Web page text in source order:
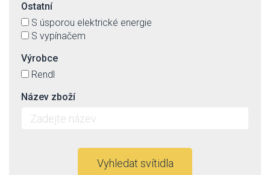
Ostatní
S úsporou elektrické energie
S vypínačem
Výrobce
Rendl
Název zboží
Vyhledat svítidla